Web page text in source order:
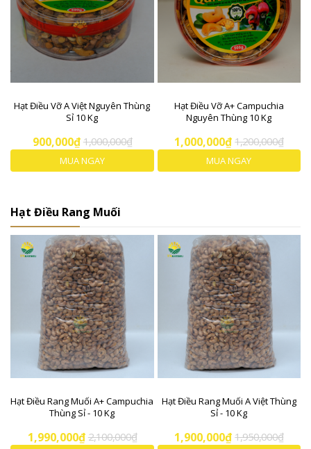
Hạt Điều Vỡ A Việt Nguyên Thùng
Sỉ 10 Kg
900,000₫ 1,000,000₫
MUA NGAY
Hạt Điều Vỡ A+ Campuchia
Nguyên Thùng 10 Kg
1,000,000₫ 1,200,000₫
MUA NGAY
Hạt Điều Rang Muối
Hạt Điều Rang Muối A+ Campuchia
Thùng Sỉ - 10 Kg
1,990,000₫ 2,100,000₫
Hạt Điều Rang Muối A Việt Thùng
Sỉ - 10 Kg
1,900,000₫ 1,950,000₫